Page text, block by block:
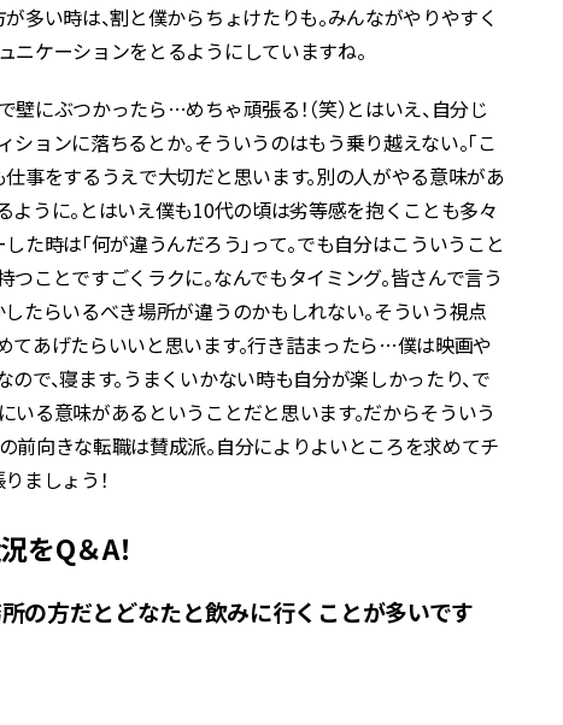
多い時は、割と僕からちょけたりも。みんながやりやすく
ニケーションをとるようにしていますね。
にぶつかったら…めちゃ頑張る！（笑）とはいえ、自分じ
ョンに落ちるとか。そういうのはもう乗り越えない。「こ
事をするうえで大切だと思います。別の人がやる意味があ
うに。とはいえ僕も10代の頃は劣等感を抱くことも多々
た時は「何が違うんだろう」って。でも自分はこういうこと
ことですごくラクに。なんでもタイミング。皆さんで言う
たらいるべき場所が違うのかもしれない。そういう視点
あげたらいいと思います。行き詰まったら…僕は映画や
で、寝ます。うまくいかない時も自分が楽しかったり、で
る意味があるということだと思います。だからそういう
向きな転職は賛成派。自分によりよいところを求めてチ
ましょう！
をQ＆A！
の方だとどなたと飲みに行くことが多いです